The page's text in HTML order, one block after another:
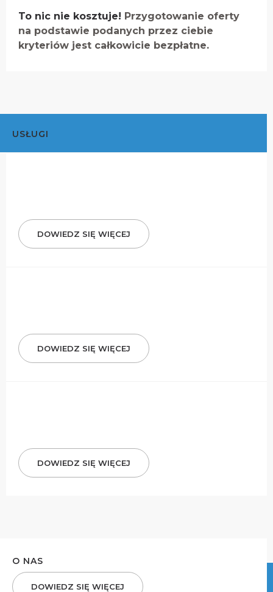
To nic nie kosztuje! Przygotowanie oferty
na podstawie podanych przez ciebie
kryteriów jest całkowicie bezpłatne.
USŁUGI
DOWIEDZ SIĘ WIĘCEJ
DOWIEDZ SIĘ WIĘCEJ
DOWIEDZ SIĘ WIĘCEJ
O NAS
DOWIEDZ SIĘ WIĘCEJ